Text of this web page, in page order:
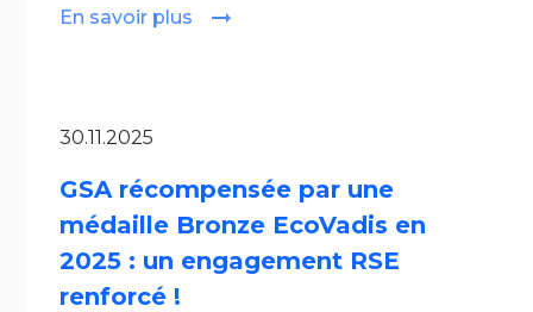
En savoir plus
30.11.2025
GSA récompensée par une
médaille Bronze EcoVadis en
2025 : un engagement RSE
renforcé !